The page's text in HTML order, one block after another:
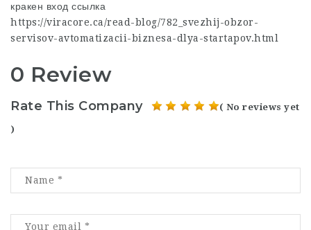
кракен вход ссылка
https://viracore.ca/read-blog/782_svezhij-obzor-
servisov-avtomatizacii-biznesa-dlya-startapov.html
0 Review
Rate This Company ( No reviews yet
)